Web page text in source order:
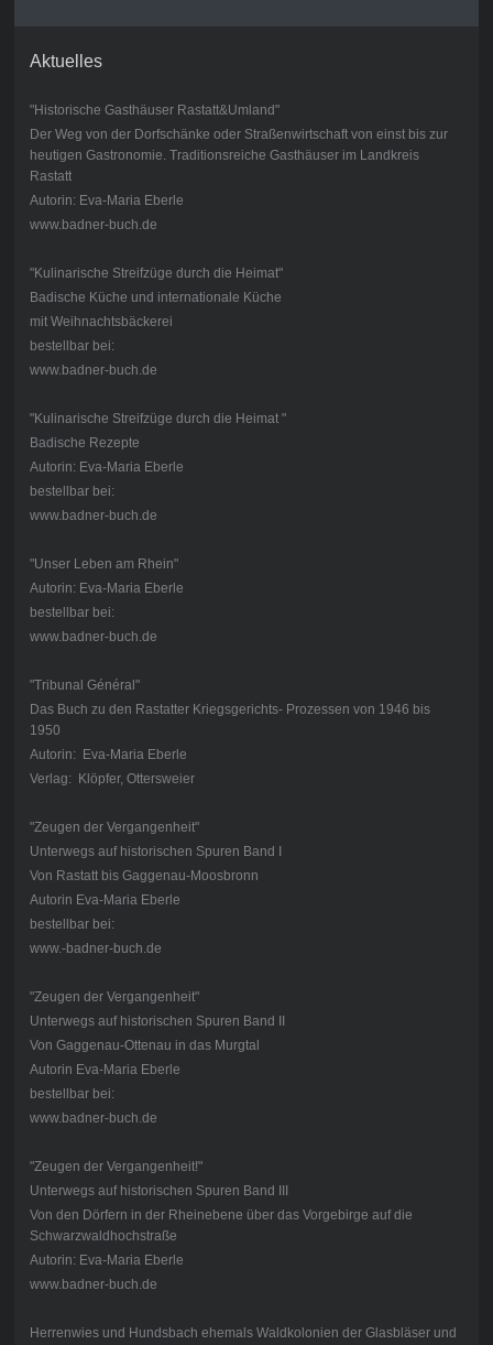
Aktuelles
"Historische Gasthäuser Rastatt&Umland"
Der Weg von der Dorfschänke oder Straßenwirtschaft von einst bis zur
heutigen Gastronomie. Traditionsreiche Gasthäuser im Landkreis
Rastatt
Autorin: Eva-Maria Eberle
www.badner-buch.de
"Kulinarische Streifzüge durch die Heimat"
Badische Küche und internationale Küche
mit Weihnachtsbäckerei
bestellbar bei:
www.badner-buch.de
"Kulinarische Streifzüge durch die Heimat "
Badische Rezepte
Autorin: Eva-Maria Eberle
bestellbar bei:
www.badner-buch.de
"Unser Leben am Rhein"
Autorin: Eva-Maria Eberle
bestellbar bei:
www.badner-buch.de
"Tribunal Général"
Das Buch zu den Rastatter Kriegsgerichts- Prozessen von 1946 bis
1950
Autorin: Eva-Maria Eberle
Verlag: Klöpfer, Ottersweier
"Zeugen der Vergangenheit"
Unterwegs auf historischen Spuren Band I
Von Rastatt bis Gaggenau-Moosbronn
Autorin Eva-Maria Eberle
bestellbar bei:
www.-badner-buch.de
"Zeugen der Vergangenheit"
Unterwegs auf historischen Spuren Band II
Von Gaggenau-Ottenau in das Murgtal
Autorin Eva-Maria Eberle
bestellbar bei:
www.badner-buch.de
"Zeugen der Vergangenheit!"
Unterwegs auf historischen Spuren Band III
Von den Dörfern in der Rheinebene über das Vorgebirge auf die
Schwarzwaldhochstraße
Autorin: Eva-Maria Eberle
www.badner-buch.de
Herrenwies und Hundsbach ehemals Waldkolonien der Glasbläser und